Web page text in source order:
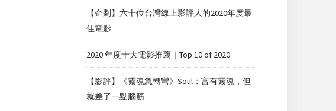
【企劃】六十位台灣線上影評人的2020年度最
佳電影
2020 年度十大電影推薦｜Top 10 of 2020
【影評】《靈魂急轉彎》Soul：富有靈魂，但
就差了一點腦筋